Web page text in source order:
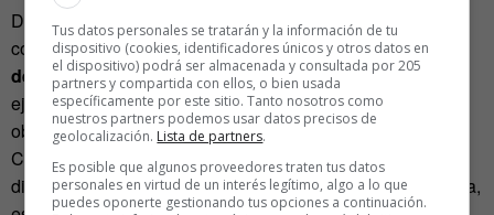
Después de completar su estudio, Atwater llegó a la
conclusión de quelos estadounidenses consumían
demasiadas grasas y dulcesy, que no hacían suficiente
ejercicio, lo que les podría llevar hacía unos niveles de
obesidad peligrosos para su salud.
Cien años después, parece que “el padre de todas las
dietas”, que falleció sólo 5 años después de publicar la lista,
Tus datos personales se tratarán y la información de tu
dispositivo (cookies, identificadores únicos y otros datos en
el dispositivo) podrá ser almacenada y consultada por 205
partners y compartida con ellos, o bien usada
específicamente por este sitio. Tanto nosotros como
nuestros partners podemos usar datos precisos de
geolocalización. Lista de partners.
Es posible que algunos proveedores traten tus datos
personales en virtud de un interés legítimo, algo a lo que
puedes oponerte gestionando tus opciones a continuación.